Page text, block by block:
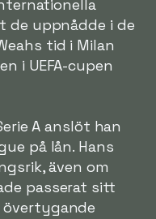
de uppnådde i de
tid i Milan
i UEFA-cupen
A anslöt han
på lån. Hans
även om
passerat sitt